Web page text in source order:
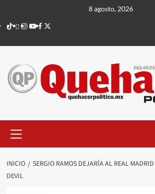
contenido
8 agosto, 2026
TikTok
threads
Instagram
Youtube
Facebook
X
principal
INICIO
SERGIO RAMOS DEJARÍA AL REAL
DEVIL